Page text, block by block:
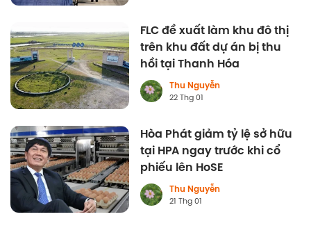
FLC đề xuất làm khu đô thị
trên khu đất dự án bị thu
hồi tại Thanh Hóa
Thu Nguyễn
22 Thg 01
Hòa Phát giảm tỷ lệ sở hữu
tại HPA ngay trước khi cổ
phiếu lên HoSE
Thu Nguyễn
21 Thg 01